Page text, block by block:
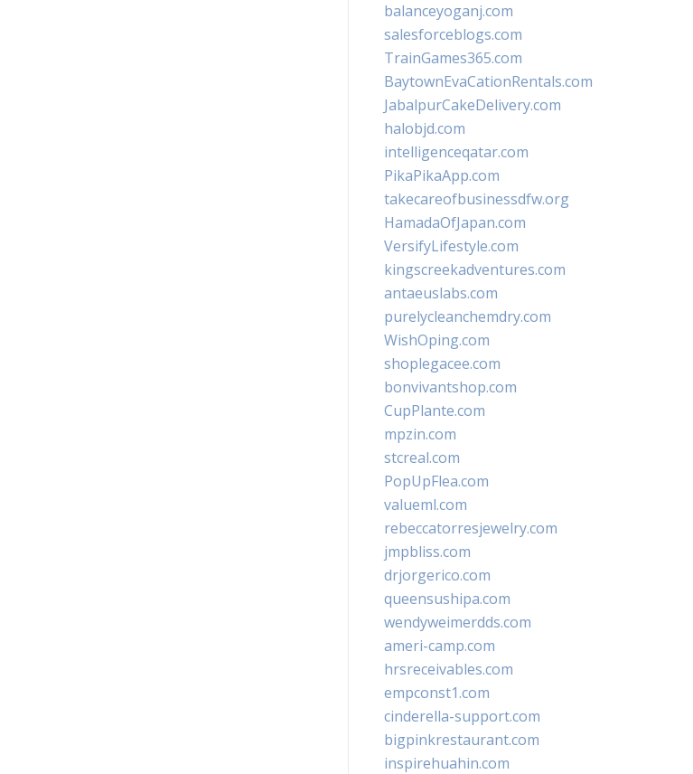
balanceyoganj.com
salesforceblogs.com
TrainGames365.com
BaytownEvaCationRentals.com
JabalpurCakeDelivery.com
halobjd.com
intelligenceqatar.com
PikaPikaApp.com
takecareofbusinessdfw.org
HamadaOfJapan.com
VersifyLifestyle.com
kingscreekadventures.com
antaeuslabs.com
purelycleanchemdry.com
WishOping.com
shoplegacee.com
bonvivantshop.com
CupPlante.com
mpzin.com
stcreal.com
PopUpFlea.com
valueml.com
rebeccatorresjewelry.com
jmpbliss.com
drjorgerico.com
queensushipa.com
wendyweimerdds.com
ameri-camp.com
hrsreceivables.com
empconst1.com
cinderella-support.com
bigpinkrestaurant.com
inspirehuahin.com